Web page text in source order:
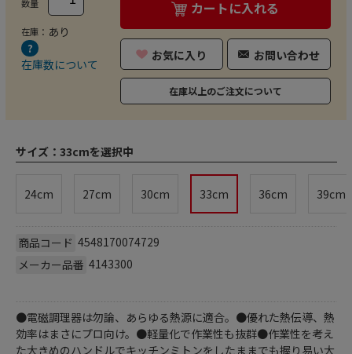
数量
在庫： あり
在庫数について
カートに入れる
お気に入り お問い合わせ
在庫以上のご注文について
サイズ： 33cmを選択中
24cm 27cm 30cm 33cm 36cm 39cm
商品コード 4548170074729
メーカー品番 4143300
●電磁調理器は勿論、あらゆる熱源に適合。●優れた熱伝導、熱
効率はまさにプロ向け。●軽量化で作業性も抜群●作業性を考え
た大きめのハンドルでキッチンミトンをしたままでも握り易い大